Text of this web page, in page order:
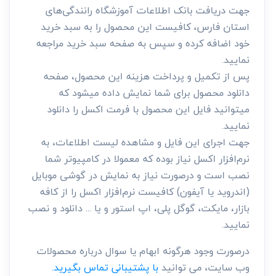
جهت دریافت بانک اطلاعات آموزشگاه رانندگی‌های
استان فارس، کافیست این محصول را به سبد خرید
خود اضافه کرده و سپس به صفحه سبد خرید مراجعه
نمایید.
پس از تکمیل و پرداخت هزینه این محصول، صفحه
دانلود محصول برای شما نمایش داده میشود که
میتوانید فایل این محصول با فرمت اکسل را دانلود
نمایید.
جهت اجرای این فایل و مشاهده لیست اطلاعات، به
نرم‌افزار اکسل نیاز بوده که معمولا در کامپیوتر شما
نصب است و درصورت نیاز به نمایش در گوشی موبایل
(اندروید یا آیفون) کافیست نرم‌افزار اکسل را از کافه
بازار، مایکت، گوگل پلی، اپ استور و یا ... دانلود و نصب
نمایید.
درصورت وجود هرگونه ابهام یا سوال درباره محصولات
وب سایت، می توانید با پشتیبانی تماس بگیرید.